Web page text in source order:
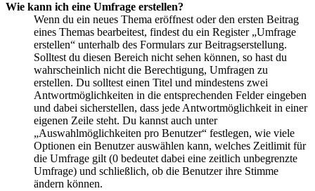
Wie kann ich eine Umfrage erstellen?
Wenn du ein neues Thema eröffnest oder den ersten Beitrag
eines Themas bearbeitest, findest du ein Register „Umfrage
erstellen“ unterhalb des Formulars zur Beitragserstellung.
Solltest du diesen Bereich nicht sehen können, so hast du
wahrscheinlich nicht die Berechtigung, Umfragen zu
erstellen. Du solltest einen Titel und mindestens zwei
Antwortmöglichkeiten in die entsprechenden Felder eingeben
und dabei sicherstellen, dass jede Antwortmöglichkeit in einer
eigenen Zeile steht. Du kannst auch unter
„Auswahlmöglichkeiten pro Benutzer“ festlegen, wie viele
Optionen ein Benutzer auswählen kann, welches Zeitlimit für
die Umfrage gilt (0 bedeutet dabei eine zeitlich unbegrenzte
Umfrage) und schließlich, ob die Benutzer ihre Stimme
ändern können.